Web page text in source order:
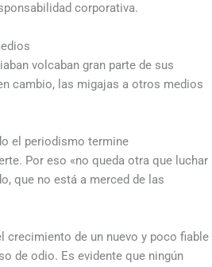
corporativa.
volcaban gran parte de sus
cambio, las migajas a otros medios
el periodismo termine
Por eso «no queda otra que luchar
que no está a merced de las
de un nuevo y poco fiable
de odio. Es evidente que ningún